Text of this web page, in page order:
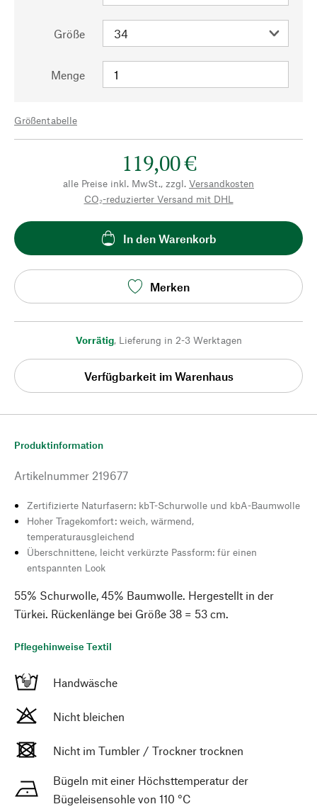
Größe
Menge
Größentabelle
119,00 €
alle Preise inkl. MwSt., zzgl. Versandkosten
CO₂-reduzierter Versand mit DHL
In den Warenkorb
Merken
Vorrätig, Lieferung in 2-3 Werktagen
Verfügbarkeit im Warenhaus
Produktinformation
Artikelnummer 219677
Zertifizierte Naturfasern: kbT-Schurwolle und kbA-Baumwolle
Hoher Tragekomfort: weich, wärmend,
temperaturausgleichend
Überschnittene, leicht verkürzte Passform: für einen
entspannten Look
55% Schurwolle, 45% Baumwolle. Hergestellt in der
Türkei. Rückenlänge bei Größe 38 = 53 cm.
Pflegehinweise Textil
Handwäsche
Nicht bleichen
Nicht im Tumbler / Trockner trocknen
Bügeln mit einer Höchsttemperatur der
Bügeleisensohle von 110 °C